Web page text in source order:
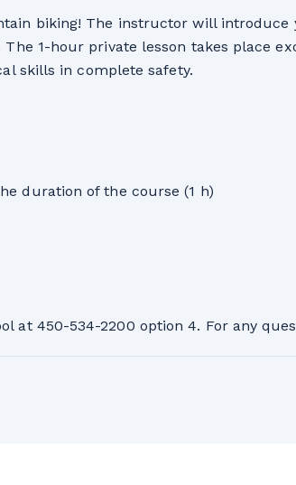
biking! The instructor will
1-hour private lesson takes place
skills in complete safety.
duration of the course (1 h)
at 450-534-2200 option 4. For any